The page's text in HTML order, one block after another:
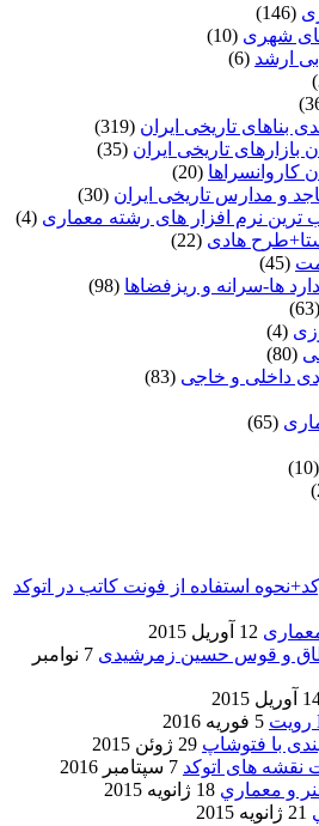
(146)
شهری (10)
ارشد (6)
بناهای تاریخی ایران (319)
بازارهای تاریخی ایران (35)
کاروانسراها (20)
و مدارس تاریخی ایران (30)
ترین نرم افزار های رشته معماری (4)
هادی (22)
(45)
ها-سرانه و ریزفضاها (98)
(63)
(4)
(80)
داخلی و خاجی (83)
(65)
(10)
استفاده از فونت کاتب در اتوکد
12 آوریل 2015
طاق و قوس حسین زمرشیدی
7 نوامبر
2015
5 فوریه 2016
با فتوشاپ 29 ژوئن 2015
نقشه های اتوکد 7 سپتامبر 2016
و معماري 18 ژانویه 2015
21 ژانویه 2015